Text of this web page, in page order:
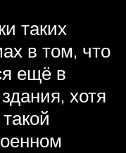
таких
в том, что
ещё в
хотя